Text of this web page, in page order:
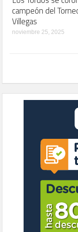
campeón del
Villegas
noviembre 25, 2025